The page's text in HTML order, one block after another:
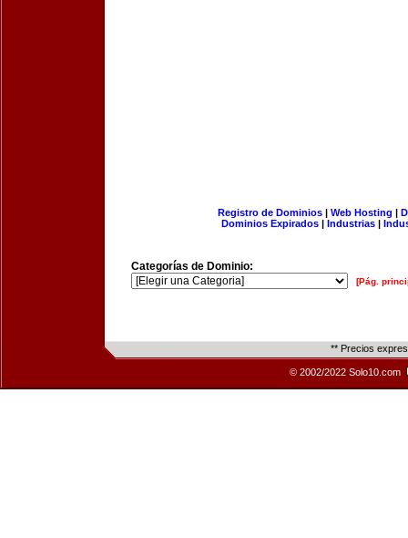
Registro de Dominios| Web Hosting |
Dominios Expirados | Industrias |
Categorías de Dominio:
[Pág.
** Precios
© 2002/2022 Solo10.com